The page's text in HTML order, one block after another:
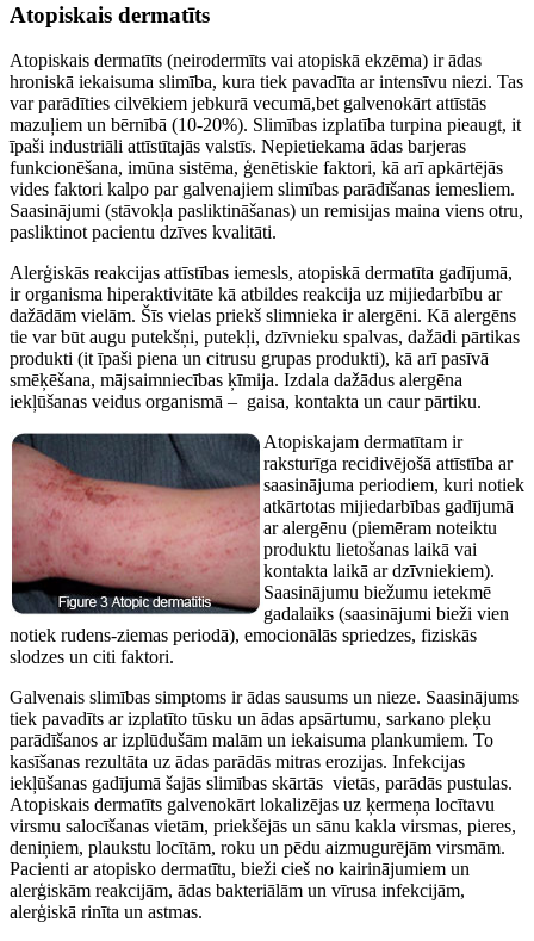
Atopiskais dermatīts
Atopiskais dermatīts (neirodermīts vai atopiskā ekzēma) ir ādas
hroniskā iekaisuma slimība, kura tiek pavadīta ar intensīvu niezi. Tas
var parādīties cilvēkiem jebkurā vecumā,bet galvenokārt attīstās
mazuļiem un bērnībā (10-20%). Slimības izplatība turpina pieaugt, it
īpaši industriāli attīstītajās valstīs. Nepietiekama ādas barjeras
funkcionēšana, imūna sistēma, ģenētiskie faktori, kā arī apkārtējās
vides faktori kalpo par galvenajiem slimības parādīšanas iemesliem.
Saasinājumi (stāvokļa pasliktināšanas) un remisijas maina viens otru,
pasliktinot pacientu dzīves kvalitāti.
Alerģiskās reakcijas attīstības iemesls, atopiskā dermatīta gadījumā,
ir organisma hiperaktivitāte kā atbildes reakcija uz mijiedarbību ar
dažādām vielām. Šīs vielas priekš slimnieka ir alergēni. Kā alergēns
tie var būt augu putekšņi, putekļi, dzīvnieku spalvas, dažādi pārtikas
produkti (it īpaši piena un citrusu grupas produkti), kā arī pasīvā
smēķēšana, mājsaimniecības ķīmija. Izdala dažādus alergēna
iekļūšanas veidus organismā – gaisa, kontakta un caur pārtiku.
Atopiskajam dermatītam ir
raksturīga recidivējošā attīstība ar
saasinājuma periodiem, kuri notiek
atkārtotas mijiedarbības gadījumā
ar alergēnu (piemēram noteiktu
produktu lietošanas laikā vai
kontakta laikā ar dzīvniekiem).
Saasinājumu biežumu ietekmē
gadalaiks (saasinājumi bieži vien
notiek rudens-ziemas periodā), emocionālās spriedzes, fiziskās
slodzes un citi faktori.
Galvenais slimības simptoms ir ādas sausums un nieze. Saasinājums
tiek pavadīts ar izplatīto tūsku un ādas apsārtumu, sarkano pleķu
parādīšanos ar izplūdušām malām un iekaisuma plankumiem. To
kasīšanas rezultāta uz ādas parādās mitras erozijas. Infekcijas
iekļūšanas gadījumā šajās slimības skārtās vietās, parādās pustulas.
Atopiskais dermatīts galvenokārt lokalizējas uz ķermeņa locītavu
virsmu salocīšanas vietām, priekšējās un sānu kakla virsmas, pieres,
deniņiem, plaukstu locītām, roku un pēdu aizmugurējām virsmām.
Pacienti ar atopisko dermatītu, bieži cieš no kairinājumiem un
alerģiskām reakcijām, ādas bakteriālām un vīrusa infekcijām,
alerģiskā rinīta un astmas.